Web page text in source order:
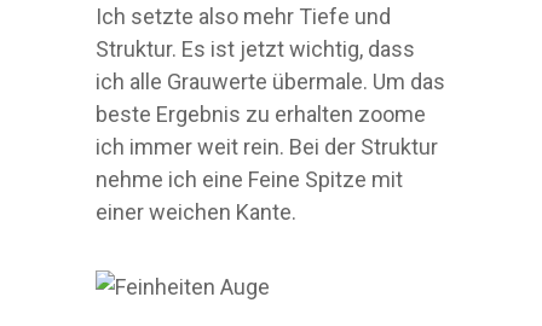
Ich setzte also mehr Tiefe und
Struktur. Es ist jetzt wichtig, dass
ich alle Grauwerte übermale. Um das
beste Ergebnis zu erhalten zoome
ich immer weit rein. Bei der Struktur
nehme ich eine Feine Spitze mit
einer weichen Kante.